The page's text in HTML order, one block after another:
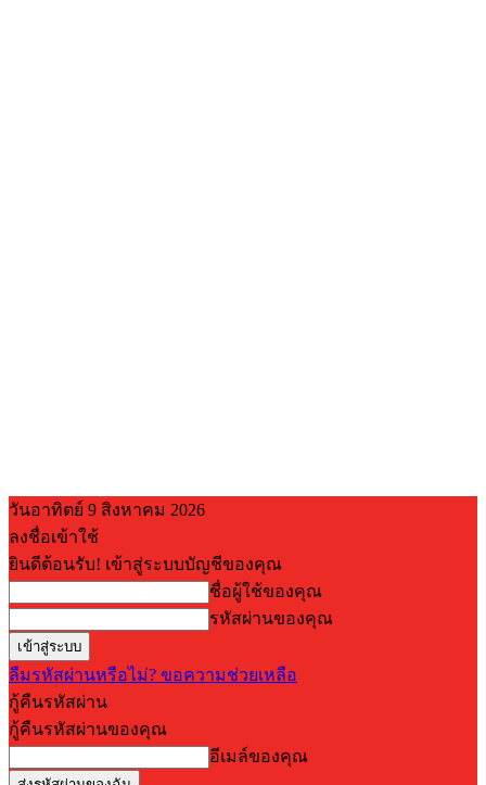
วันอาทิตย์ 9 สิงหาคม 2026
ลงชื่อเข้าใช้
ยินดีต้อนรับ! เข้าสู่ระบบบัญชีของคุณ
ชื่อผู้ใช้ของคุณ
รหัสผ่านของคุณ
ลืมรหัสผ่านหรือไม่? ขอความช่วยเหลือ
กู้คืนรหัสผ่าน
กู้คืนรหัสผ่านของคุณ
อีเมล์ของคุณ